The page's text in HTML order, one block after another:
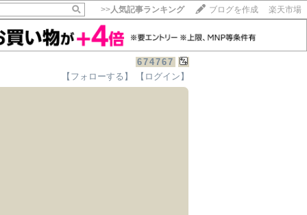
>>人気記事ランキング ブログを作成 楽天市場
674767
【フォローする】 【ログイン】